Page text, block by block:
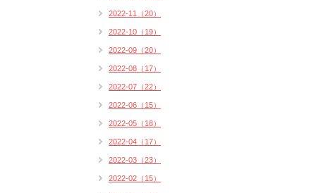
2022-11（20）
2022-10（19）
2022-09（20）
2022-08（17）
2022-07（22）
2022-06（15）
2022-05（18）
2022-04（17）
2022-03（23）
2022-02（15）